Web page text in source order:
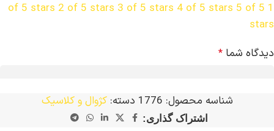
1 of 5 stars
2 of 5 stars 3 of 5 stars 4 of 5 stars 5 of 5
stars
دیدگاه شما *
شناسه محصول: 1776 دسته: کژوال و کلاسیک
اشتراک گذاری: